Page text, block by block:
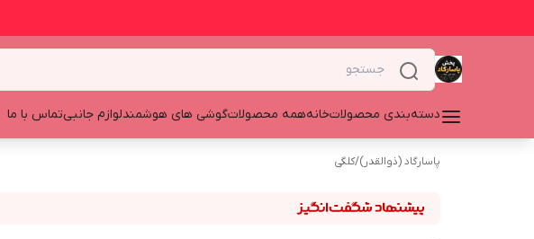
دسته‌بندی محصولاتخانههمه محصولاتگوشی های هوشمندلوازم جانبیتماس با ما
پاسارگاد (ذوالقدر)/کلگی